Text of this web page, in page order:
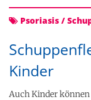
Psoriasis /
Kinder
Auch Kinder